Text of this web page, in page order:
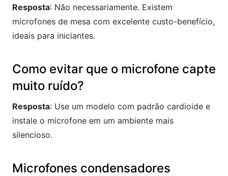
Resposta: Não necessariamente. Existem
microfones de mesa com excelente custo-benefício,
ideais para iniciantes.
Como evitar que o microfone capte
muito ruído?
Resposta: Use um modelo com padrão cardioide e
instale o microfone em um ambiente mais
silencioso.
Microfones condensadores